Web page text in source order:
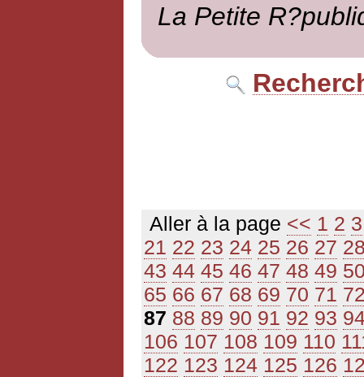
La Petite
Aller à la page << 1 2 3
21 22 23 24 25 26 27
43 44 45 46 47 48 49
65 66 67 68 69 70 71
87 88 89 90 91 92 93
106 107 108 109 110
122 123 124 125 126